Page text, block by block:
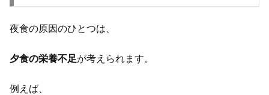
夜食の原因のひとつは、
夕食の栄養不足が考えられます。
例えば、